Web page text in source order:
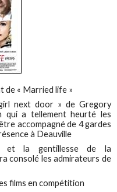
de « Married life »
next door » de Gregory
qui a tellement heurté les
accompagné de 4 gardes
à Deauville
et la gentillesse de la
consolé les admirateurs de
films en compétition